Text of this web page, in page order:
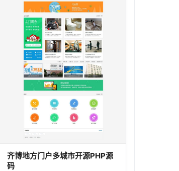
齐博地方门户多城市开源PHP源
码